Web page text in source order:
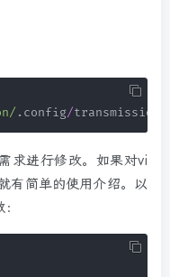
. config/transmission
求进行修改。如果对vi
有简单的使用介绍。以